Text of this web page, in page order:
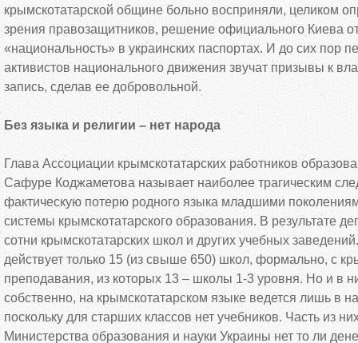
крымскотатарской общине больно восприняли, целиком
зрения правозащитников, решение официального Киева
«национальность» в украинских паспортах. И до сих пор
активистов национального движения звучат призывы к
запись, сделав ее добровольной.
Без языка и религии – нет народа
Глава Ассоциации крымскотатарских работников
Сафуре Коджаметова называет наиболее трагическим
фактическую потерю родного языка младшими
системы крымскотатарского образования. В результате
сотни крымскотатарских школ и других учебных
действует только 15 (из свыше 650) школ, формально, с
преподавания, из которых 13 – школы 1-3 уровня. Но и в
собственно, на крымскотатарском языке ведется лишь в
поскольку для старших классов нет учебников. Часть из
Министерства образования и науки Украины нет то ли